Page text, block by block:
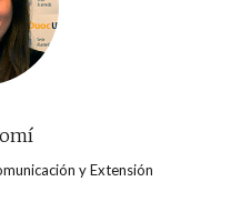
y Extensión